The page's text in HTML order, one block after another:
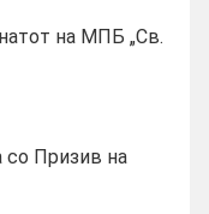
на МПБ „Св.
со Призив на